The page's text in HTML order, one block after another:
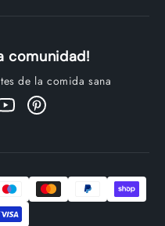
comunidad!
de la comida sana